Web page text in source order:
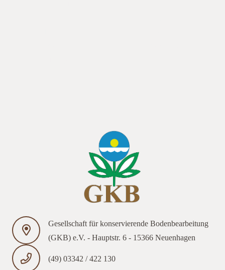
Gesellschaft für konservierende Bodenbearbeitung
(GKB) e.V. - Hauptstr. 6 - 15366 Neuenhagen
(49) 03342 / 422 130